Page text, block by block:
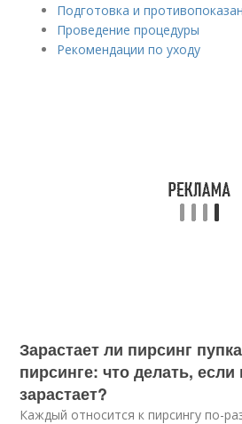
Подготовка и
Проведение процедуры
Рекомендации по уходу
Зарастает ли пирсинг
пирсинге: что делать,
зарастает?
Каждый относится к пирсингу по-